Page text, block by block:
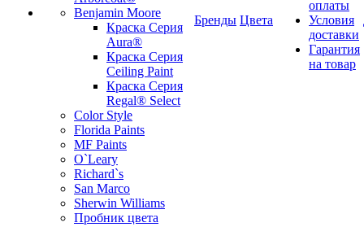
Benjamin Moore
Краска Серия
Aura®
Краска Серия
Ceiling Paint
Краска Серия
Regal® Select
Color Style
Florida Paints
MF Paints
O`Leary
Richard`s
San Marco
Sherwin Williams
Пробник цвета
Бренды Цвета
оплаты
Условия
доставки
Гарантия
на товар